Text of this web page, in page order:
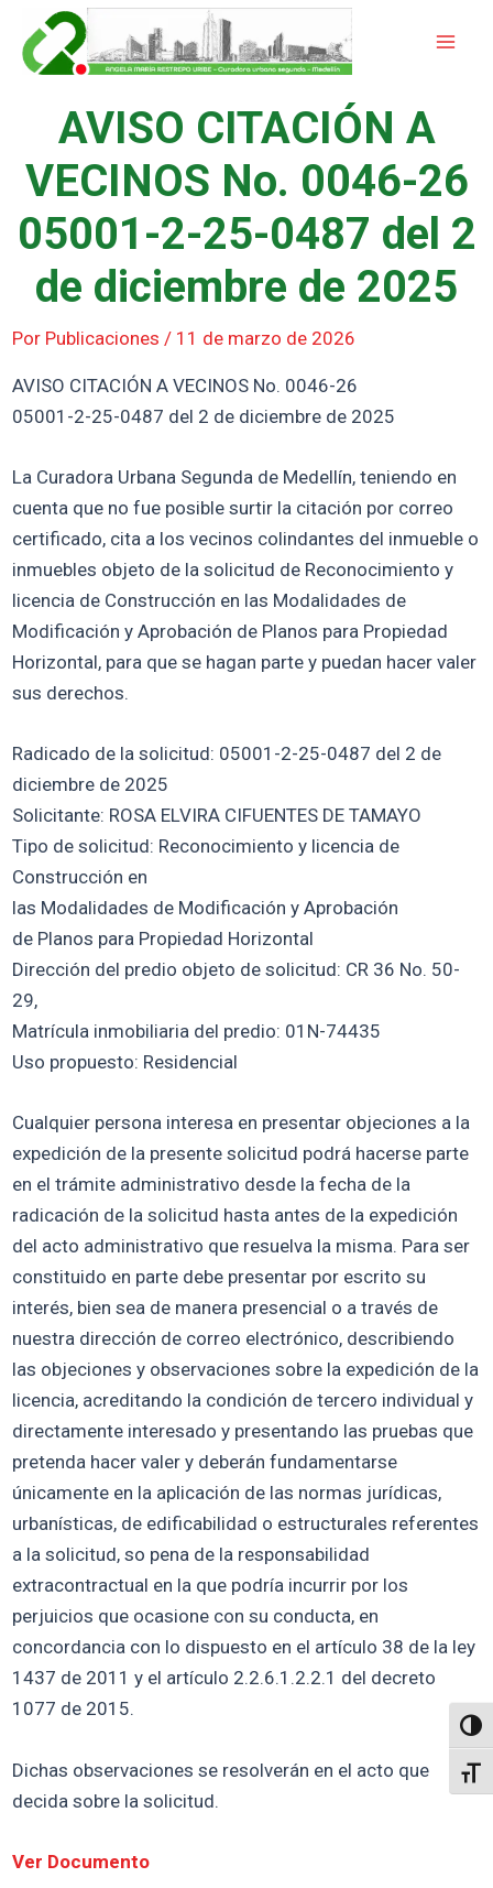
contenido
AVISO CITACIÓN A
VECINOS No. 0046-26
05001-2-25-0487 del 2
de diciembre de 2025
Por Publicaciones / 11 de marzo de 2026
AVISO CITACIÓN A VECINOS No. 0046-26
05001-2-25-0487 del 2 de diciembre de 2025
La Curadora Urbana Segunda de Medellín, teniendo en
cuenta que no fue posible surtir la citación por correo
certificado, cita a los vecinos colindantes del inmueble o
inmuebles objeto de la solicitud de Reconocimiento y
licencia de Construcción en las Modalidades de
Modificación y Aprobación de Planos para Propiedad
Horizontal, para que se hagan parte y puedan hacer valer
sus derechos.
Radicado de la solicitud: 05001-2-25-0487 del 2 de
diciembre de 2025
Solicitante: ROSA ELVIRA CIFUENTES DE TAMAYO
Tipo de solicitud: Reconocimiento y licencia de
Construcción en
las Modalidades de Modificación y Aprobación
de Planos para Propiedad Horizontal
Dirección del predio objeto de solicitud: CR 36 No. 50-
29,
Matrícula inmobiliaria del predio: 01N-74435
Uso propuesto: Residencial
Cualquier persona interesa en presentar objeciones a la
expedición de la presente solicitud podrá hacerse parte
en el trámite administrativo desde la fecha de la
radicación de la solicitud hasta antes de la expedición
del acto administrativo que resuelva la misma. Para ser
constituido en parte debe presentar por escrito su
interés, bien sea de manera presencial o a través de
nuestra dirección de correo electrónico, describiendo
las objeciones y observaciones sobre la expedición de la
licencia, acreditando la condición de tercero individual y
directamente interesado y presentando las pruebas que
pretenda hacer valer y deberán fundamentarse
únicamente en la aplicación de las normas jurídicas,
urbanísticas, de edificabilidad o estructurales referentes
a la solicitud, so pena de la responsabilidad
extracontractual en la que podría incurrir por los
perjuicios que ocasione con su conducta, en
concordancia con lo dispuesto en el artículo 38 de la ley
1437 de 2011 y el artículo 2.2.6.1.2.2.1 del decreto
1077 de 2015.
Dichas observaciones se resolverán en el acto que
decida sobre la solicitud.
Ver Documento